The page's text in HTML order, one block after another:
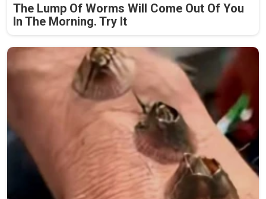
The Lump Of Worms Will Come Out Of You
In The Morning. Try It